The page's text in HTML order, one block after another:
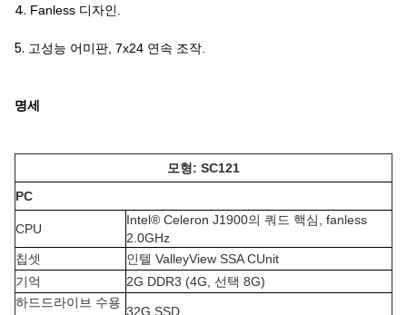
4. Fanless 디자인.
5. 고성능 어미판, 7x24 연속 조작.
명세
모형: SC121
PC
CPU
Intel® Celeron J1900의 쿼드 핵심, fanless
2.0GHz
칩셋
인텔 ValleyView SSA CUnit
기억
2G DDR3 (4G, 선택 8G)
하드드라이브 수용
32G SSD